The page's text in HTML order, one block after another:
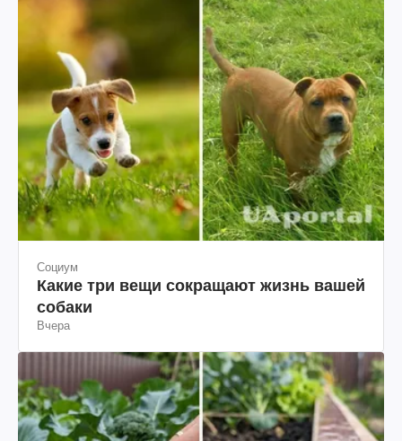
Социум
Какие три вещи сокращают жизнь вашей
собаки
Вчера